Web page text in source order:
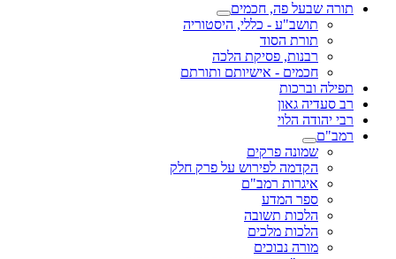
תורה שבעל פה, חכמים
תושב"ע - כללי, היסטוריה
תורת הסוד
רבנות, פסיקת הלכה
חכמים - אישיותם ותורתם
תפילה וברכות
רב סעדיה גאון
רבי יהודה הלוי
רמב"ם
שמונה פרקים
הקדמה לפירוש על פרק חלק
איגרות רמב"ם
ספר המדע
הלכות תשובה
הלכות מלכים
מורה נבוכים